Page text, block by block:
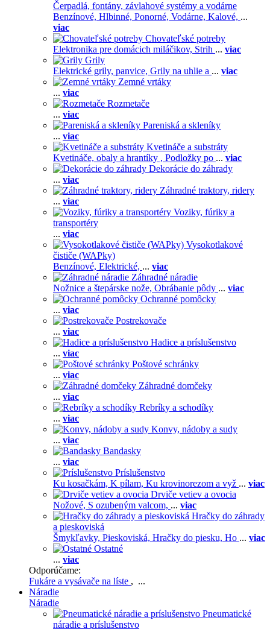
Čerpadlá, fontány, závlahové systémy a vodárne
Benzínové, Hlbinné, Ponorné, Vodárne, Kalové, ...
viac
Chovateľské potreby
Elektronika pre domácich miláčikov, Strih ... viac
Grily
Elektrické grily, panvice, Grily na uhlie a ... viac
Zemné vrtáky
... viac
Rozmetače
... viac
Pareniská a skleníky
... viac
Kvetináče a substráty
Kvetináče, obaly a hrantíky , Podložky po ... viac
Dekorácie do záhrady
... viac
Záhradné traktory, ridery
... viac
Voziky, fúriky a
transportéry
... viac
Vysokotlakové
čističe (WAPky)
Benzínové, Elektrické, ... viac
Záhradné náradie
Nožnice a štepárske nože, Obrábanie pôdy ... viac
Ochranné pomôcky
... viac
Postrekovače
... viac
Hadice a príslušenstvo
... viac
Poštové schránky
... viac
Záhradné domčeky
... viac
Rebríky a schodíky
... viac
Konvy, nádoby a sudy
... viac
Bandasky
... viac
Príslušenstvo
Ku kosačkám, K pílam, Ku krovinorezom a vyž ... viac
Drviče vetiev a ovocia
Nožové, S ozubeným valcom, ... viac
Hračky do záhrady
a pieskoviská
Šmykľavky, Pieskoviská, Hračky do piesku, Ho ... viac
Ostatné
... viac
Odporúčame:
Fukáre a vysávače na líste , ...
Náradie
Náradie
Pneumatické
náradie a príslušenstvo